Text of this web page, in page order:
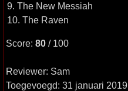
9. The New Messiah
10. The Raven
Score: 80 / 100
Reviewer: Sam
Toegevoegd: 31 januari 2019